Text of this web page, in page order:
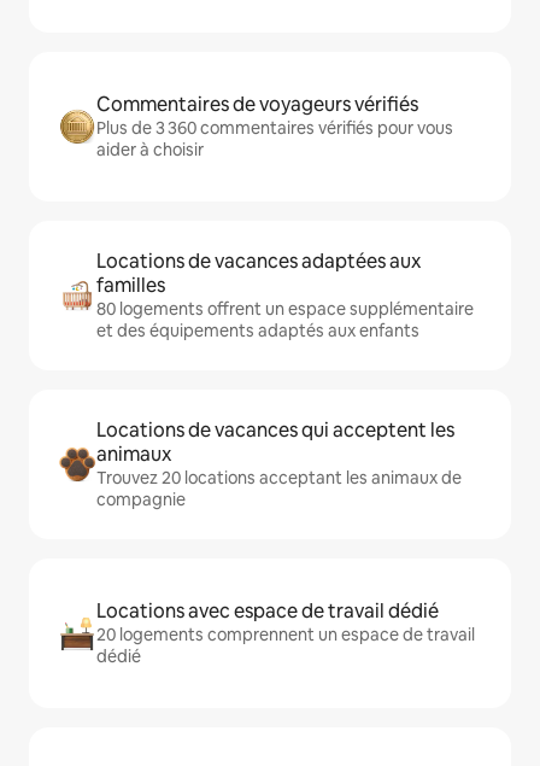
Commentaires de voyageurs vérifiés
Plus de 3 360 commentaires vérifiés pour vous
aider à choisir
Locations de vacances adaptées aux
familles
80 logements offrent un espace supplémentaire
et des équipements adaptés aux enfants
Locations de vacances qui acceptent les
animaux
Trouvez 20 locations acceptant les animaux de
compagnie
Locations avec espace de travail dédié
20 logements comprennent un espace de travail
dédié